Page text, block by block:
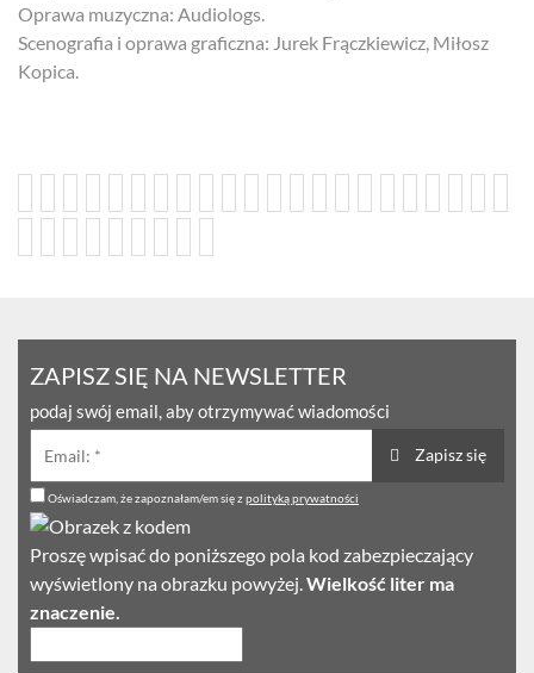
Oprawa muzyczna: Audiologs.
Scenografia i oprawa graficzna: Jurek Frączkiewicz, Miłosz
Kopica.
ZAPISZ SIĘ NA NEWSLETTER
podaj swój email, aby otrzymywać wiadomości
Zapisz się
Oświadczam, że zapoznałam/em się zpolityką prywatności
Proszę wpisać do poniższego pola kod zabezpieczający
wyświetlony na obrazku powyżej.Wielkość liter ma
znaczenie.